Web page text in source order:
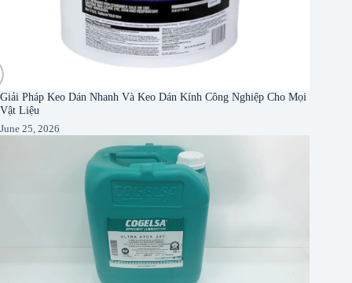
Giải Pháp Keo Dán Nhanh Và Keo Dán Kính Công Nghiệp Cho Mọi
Vật Liệu
June 25, 2026